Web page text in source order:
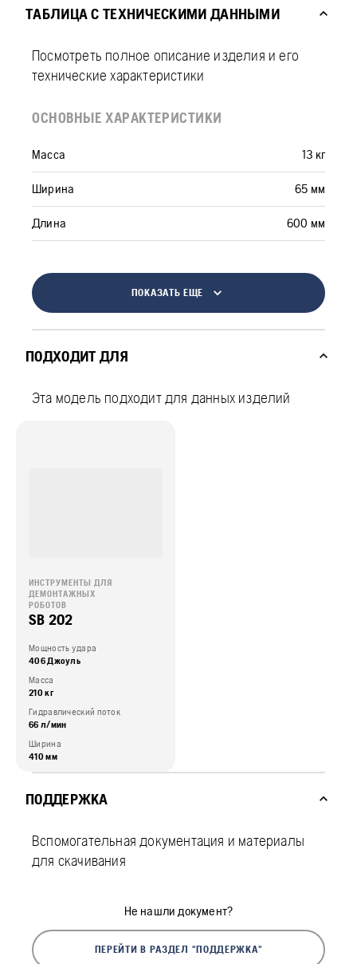
ТАБЛИЦА С ТЕХНИЧЕСКИМИ ДАННЫМИ
Посмотреть полное описание изделия и его
технические характеристики
ОСНОВНЫЕ ХАРАКТЕРИСТИКИ
Масса 13 кг
Ширина 65 мм
Длина 600 мм
ПОКАЗАТЬ ЕЩЕ
ПОДХОДИТ ДЛЯ
Эта модель подходит для данных изделий
ИНСТРУМЕНТЫ ДЛЯ
ДЕМОНТАЖНЫХ
РОБОТОВ
SB 202
Мощность удара
406 Джоуль
Масса
210 кг
Гидравлический поток
66 л/мин
Ширина
410 мм
ПОДДЕРЖКА
Вспомогательная документация и материалы
для скачивания
Не нашли документ?
ПЕРЕЙТИ В РАЗДЕЛ "ПОДДЕРЖКА"